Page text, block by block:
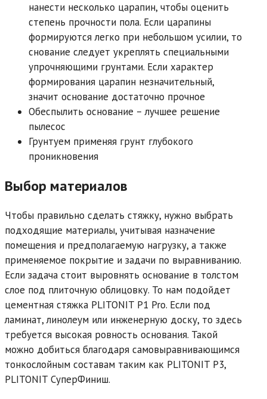
нанести несколько царапин, чтобы оценить
степень прочности пола. Если царапины
формируются легко при небольшом усилии, то
снование следует укреплять специальными
упрочняющими грунтами. Если характер
формирования царапин незначительный,
значит основание достаточно прочное
Обеспылить основание – лучшее решение
пылесос
Грунтуем применяя грунт глубокого
проникновения
Выбор материалов
Чтобы правильно сделать стяжку, нужно выбрать
подходящие материалы, учитывая назначение
помещения и предполагаемую нагрузку, а также
применяемое покрытие и задачи по выравниванию.
Если задача стоит выровнять основание в толстом
слое под плиточную облицовку. То нам подойдет
цементная стяжка PLITONIT Р1 Pro. Если под
ламинат, линолеум или инженерную доску, то здесь
требуется высокая ровность основания. Такой
можно добиться благодаря самовыравнивающимся
тонкослойным составам таким как PLITONIT Р3,
PLITONIT СуперФиниш.